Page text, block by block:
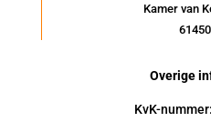
Kamer van
Overige
KvK-